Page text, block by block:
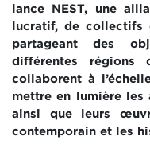
lance NEST, une
lucratif, de collectifs
partageant des
différentes régions
collaborent à
mettre en lumière les
ainsi que leurs
contemporain et les